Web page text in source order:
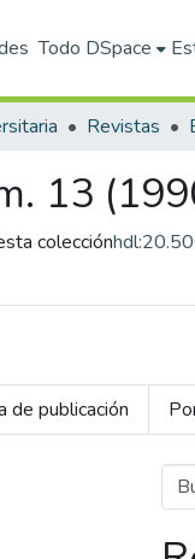
Todo DSpace
Revistas
13
colección
de publicación